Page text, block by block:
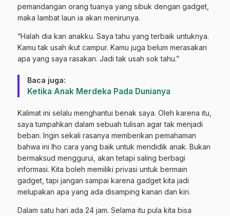
pemandangan orang tuanya yang sibuk dengan gadget,
maka lambat laun ia akan menirunya.
“Halah dia kan anakku. Saya tahu yang terbaik untuknya.
Kamu tak usah ikut campur. Kamu juga belum merasakan
apa yang saya rasakan. Jadi tak usah sok tahu.”
Baca juga:
Ketika Anak Merdeka Pada Dunianya
Kalimat ini selalu menghantui benak saya. Oleh karena itu,
saya tumpahkan dalam sebuah tulisan agar tak menjadi
beban. Ingin sekali rasanya memberikan pemahaman
bahwa ini lho cara yang baik untuk mendidik anak. Bukan
bermaksud menggurui, akan tetapi saling berbagi
informasi. Kita boleh memiliki privasi untuk bermain
gadget, tapi jangan sampai karena gadget kita jadi
melupakan apa yang ada disamping kanan dan kiri.
Dalam satu hari ada 24 jam. Selama itu pula kita bisa